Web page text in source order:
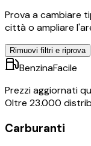
Prova a cambiare
città o ampliare
Rimuovi filtri e riprova
BenzinaFacile
Prezzi aggiornati
Oltre 23.000
Carburanti